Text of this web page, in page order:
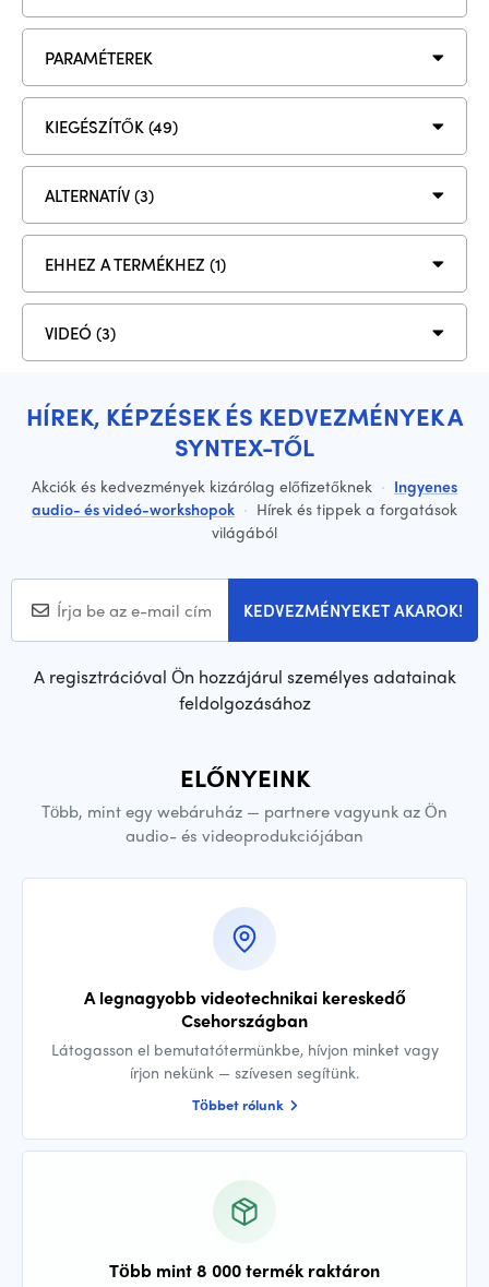
PARAMÉTEREK
KIEGÉSZÍTŐK (49)
ALTERNATÍV (3)
EHHEZ A TERMÉKHEZ (1)
VIDEÓ (3)
HÍREK, KÉPZÉSEK ÉS KEDVEZMÉNYEK A
SYNTEX-TŐL
Akciók és kedvezmények kizárólag előfizetőknek · Ingyenes
audio- és videó-workshopok · Hírek és tippek a forgatások
világából
KEDVEZMÉNYEKET AKAROK!
A regisztrációval Ön hozzájárul személyes adatainak
feldolgozásához
ELŐNYEINK
Több, mint egy webáruház — partnere vagyunk az Ön
audio- és videoprodukciójában
A legnagyobb videotechnikai kereskedő
Csehországban
Látogasson el bemutatótermünkbe, hívjon minket vagy
írjon nekünk — szívesen segítünk.
Többet rólunk
Több mint 8 000 termék raktáron